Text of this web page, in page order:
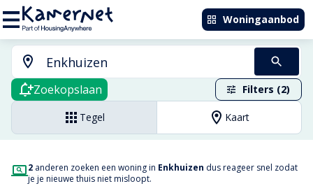
Woningaanbod
Zoekopslaan Filters (2)
Tegel Kaart
2 anderen zoeken een woning in Enkhuizen dus reageer snel zodat
je je nieuwe thuis niet misloopt.